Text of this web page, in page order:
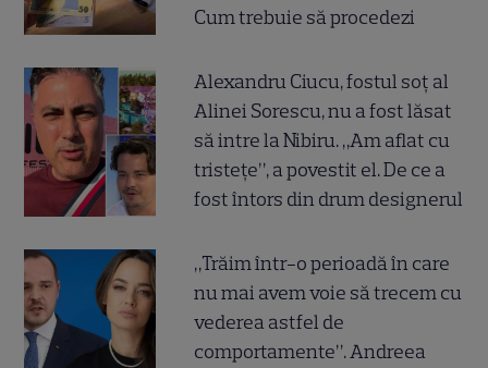
Cum trebuie să procedezi
Alexandru Ciucu, fostul soț al
Alinei Sorescu, nu a fost lăsat
să intre la Nibiru. „Am aflat cu
tristețe”, a povestit el. De ce a
fost întors din drum designerul
„Trăim într-o perioadă în care
nu mai avem voie să trecem cu
vederea astfel de
comportamente”. Andreea